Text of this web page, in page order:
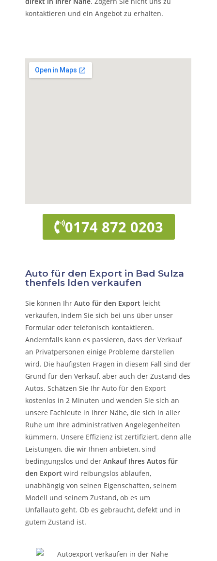
kontaktieren und ein Angebot zu erhalten.
0174 872 0203
Auto für den Export in Bad Sulza
thenfels lden verkaufen
Sie können IhrAuto für den Export leicht
verkaufen, indem Sie sich bei uns über unser
Formular oder telefonisch kontaktieren.
Andernfalls kann es passieren, dass der Verkauf
an Privatpersonen einige Probleme darstellen
wird. Die häufigsten Fragen in diesem Fall sind der
Grund für den Verkauf, aber auch der Zustand des
Autos. Schätzen Sie Ihr Auto für den Export
kostenlos in 2 Minuten und wenden Sie sich an
unsere Fachleute in Ihrer Nähe, die sich in aller
Ruhe um Ihre administrativen Angelegenheiten
kümmern. Unsere Effizienz ist zertifiziert, denn alle
Leistungen, die wir Ihnen anbieten, sind
bedingungslos und derAnkauf Ihres Autos für
den Export wird reibungslos ablaufen,
unabhängig von seinen Eigenschaften, seinem
Modell und seinem Zustand, ob es um
Unfallauto geht. Ob es gebraucht, defekt und in
gutem Zustand ist.